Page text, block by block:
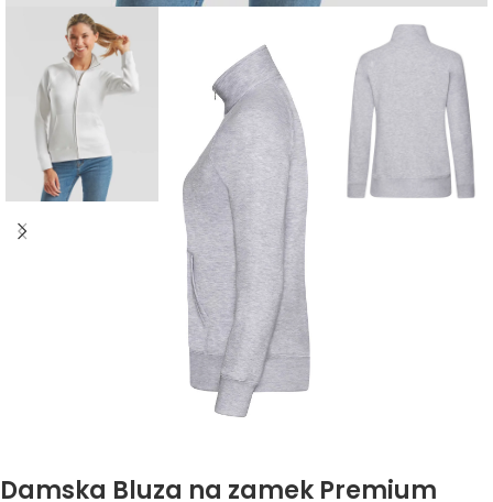
Damska Bluza na zamek Premium